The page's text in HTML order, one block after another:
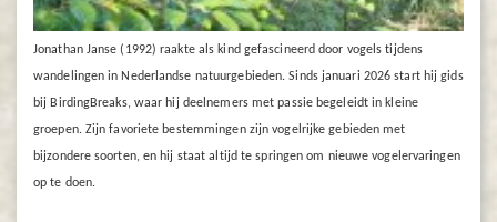
Jonathan Janse (1992) raakte als kind gefascineerd door vogels tijdens
wandelingen in Nederlandse natuurgebieden. Sinds januari 2026 start hij gids
bij BirdingBreaks, waar hij deelnemers met passie begeleidt in kleine
groepen. Zijn favoriete bestemmingen zijn vogelrijke gebieden met
bijzondere soorten, en hij staat altijd te springen om nieuwe vogelervaringen
op te doen.